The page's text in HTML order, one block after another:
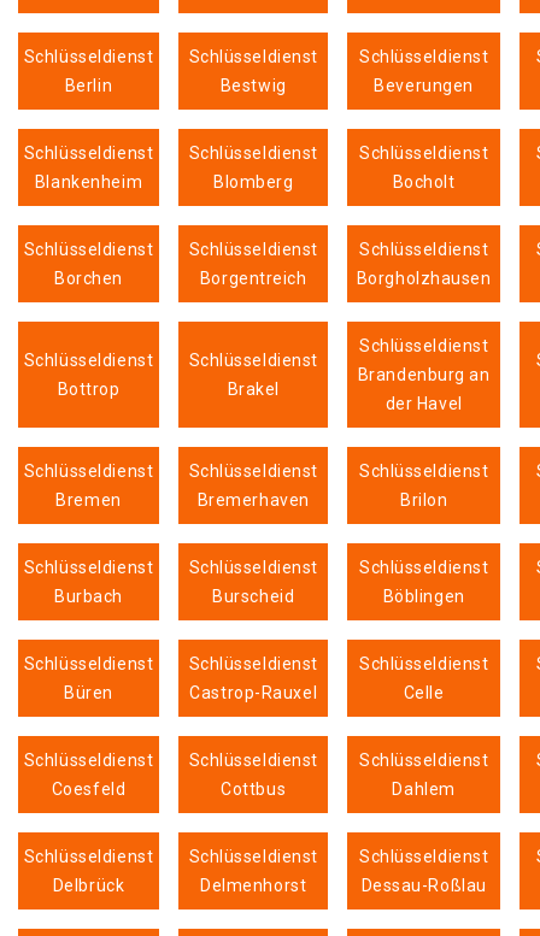
Schlüsseldienst
Berlin
Schlüsseldienst
Bestwig
Schlüsseldienst
Beverungen
Schlüsseldienst
Blankenheim
Schlüsseldienst
Blomberg
Schlüsseldienst
Bocholt
Schlüsseldienst
Borchen
Schlüsseldienst
Borgentreich
Schlüsseldienst
Borgholzhausen
Schlüsseldienst
Bottrop
Schlüsseldienst
Brakel
Schlüsseldienst
Brandenburg an
der Havel
Schlüsseldienst
Bremen
Schlüsseldienst
Bremerhaven
Schlüsseldienst
Brilon
Schlüsseldienst
Burbach
Schlüsseldienst
Burscheid
Schlüsseldienst
Böblingen
Schlüsseldienst
Büren
Schlüsseldienst
Castrop-Rauxel
Schlüsseldienst
Celle
Schlüsseldienst
Coesfeld
Schlüsseldienst
Cottbus
Schlüsseldienst
Dahlem
Schlüsseldienst
Delbrück
Schlüsseldienst
Delmenhorst
Schlüsseldienst
Dessau-Roßlau